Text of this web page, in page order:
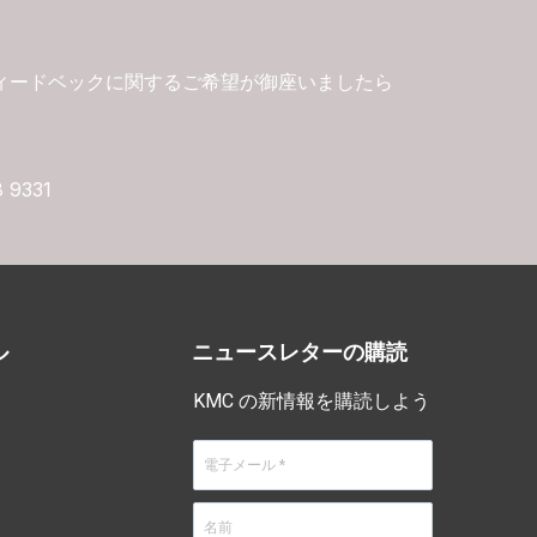
ドベックに関するご希望が御座いましたら
ニュースレターの購読
KMC の新情報を購読しよう